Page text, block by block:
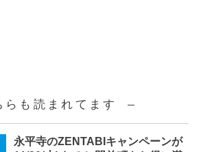
らも読まれてます
永平寺のZENTABIキャンペーンが